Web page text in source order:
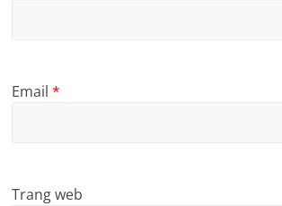
Email*
Trang web